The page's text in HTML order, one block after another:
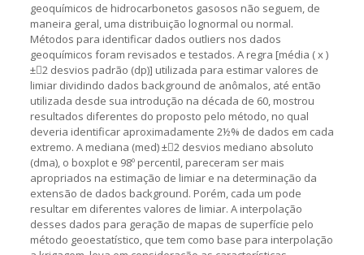
geoquímicos de hidrocarbonetos gasosos não seguem, de
maneira geral, uma distribuição lognormal ou normal.
Métodos para identificar dados outliers nos dados
geoquímicos foram revisados e testados. A regra [média ( x )
±2 desvios padrão (dp)] utilizada para estimar valores de
limiar dividindo dados background de anômalos, até então
utilizada desde sua introdução na década de 60, mostrou
resultados diferentes do proposto pelo método, no qual
deveria identificar aproximadamente 2½% de dados em cada
extremo. A mediana (med) ±2 desvios mediano absoluto
(dma), o boxplot e 98º percentil, pareceram ser mais
apropriados na estimação de limiar e na determinação da
extensão de dados background. Porém, cada um pode
resultar em diferentes valores de limiar. A interpolação
desses dados para geração de mapas de superfície pelo
método geoestatístico, que tem como base para interpolação